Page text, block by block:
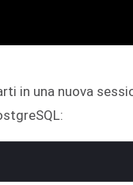
in una nuova